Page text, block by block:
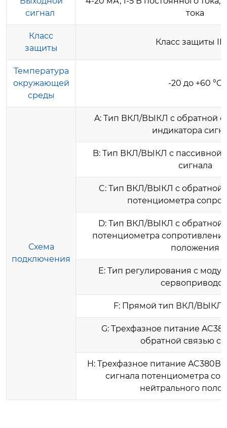
сигнал
тока
Класс
защиты
Класс защиты
Температура
окружающей
среды
-20 до +60 °C
Схема
подключения
A: Тип ВКЛ/ВЫКЛ с обратной
индикатора
B: Тип ВКЛ/ВЫКЛ с пассивной
сигнала
C: Тип ВКЛ/ВЫКЛ с обратной
потенциометра
D: Тип ВКЛ/ВЫКЛ с обратной
потенциометра
положения
E: Тип регулирования с
F: Прямой тип ВКЛ/ВЫКЛ
G: Трехфазное питание
обратной связью
H: Трехфазное питание AC380В
сигнала потенциометра
нейтрального